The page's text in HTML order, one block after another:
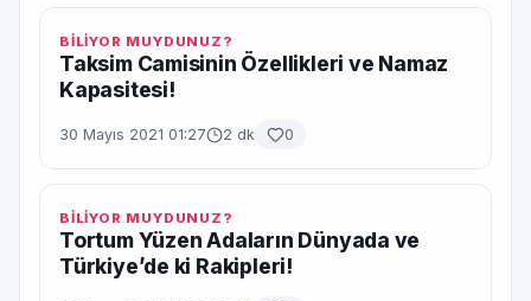
BİLİYOR MUYDUNUZ?
Taksim Camisinin Özellikleri ve Namaz
Kapasitesi!
30 Mayıs 2021 01:27 2 dk 0
BİLİYOR MUYDUNUZ?
Tortum Yüzen Adaların Dünyada ve
Türkiye’de ki Rakipleri!